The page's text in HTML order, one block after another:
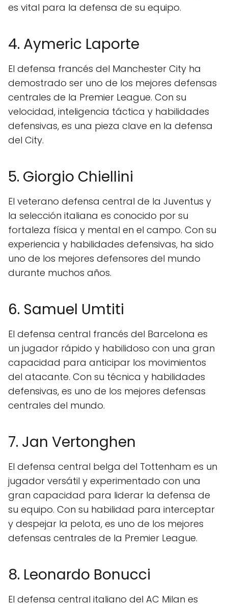
es vital para la defensa de su equipo.
4. Aymeric Laporte
El defensa francés del Manchester City ha
demostrado ser uno de los mejores defensas
centrales de la Premier League. Con su
velocidad, inteligencia táctica y habilidades
defensivas, es una pieza clave en la defensa
del City.
5. Giorgio Chiellini
El veterano defensa central de la Juventus y
la selección italiana es conocido por su
fortaleza física y mental en el campo. Con su
experiencia y habilidades defensivas, ha sido
uno de los mejores defensores del mundo
durante muchos años.
6. Samuel Umtiti
El defensa central francés del Barcelona es
un jugador rápido y habilidoso con una gran
capacidad para anticipar los movimientos
del atacante. Con su técnica y habilidades
defensivas, es uno de los mejores defensas
centrales del mundo.
7. Jan Vertonghen
El defensa central belga del Tottenham es un
jugador versátil y experimentado con una
gran capacidad para liderar la defensa de
su equipo. Con su habilidad para interceptar
y despejar la pelota, es uno de los mejores
defensas centrales de la Premier League.
8. Leonardo Bonucci
El defensa central italiano del AC Milan es